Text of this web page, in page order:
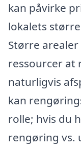
kan påvirke
lokalets
Større
ressourcer at
naturligvis
kan
rolle; hvis du
rengøring vs.